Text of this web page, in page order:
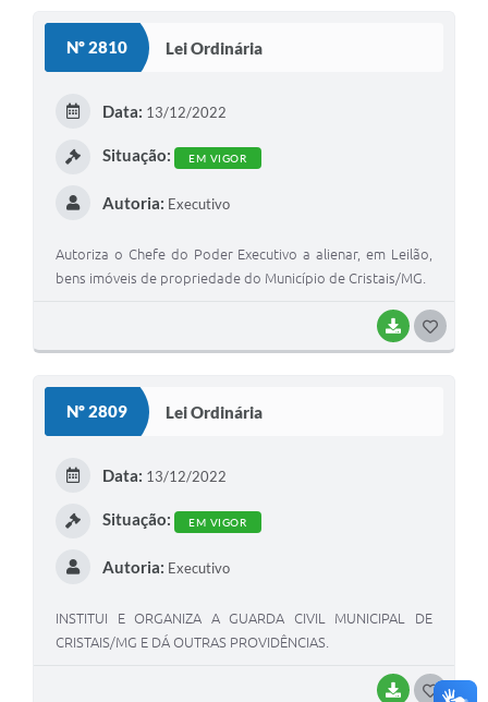
Nº 2810 Lei Ordinária
BAIXAR
Data: 13/12/2022
Situação: EM VIGOR
Autoria: Executivo
Autoriza o Chefe do Poder Executivo a alienar, em Leilão,
bens imóveis de propriedade do Município de Cristais/MG.
Nº 2809 Lei Ordinária
BAIXARGOSTEI
Data: 13/12/2022
Situação: EM VIGOR
Autoria: Executivo
INSTITUI E ORGANIZA A GUARDA CIVIL MUNICIPAL DE
CRISTAIS/MG E DÁ OUTRAS PROVIDÊNCIAS.